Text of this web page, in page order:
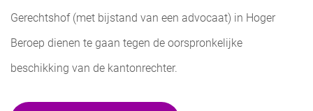
Gerechtshof (met bijstand van een advocaat) in Hoger
Beroep dienen te gaan tegen de oorspronkelijke
beschikking van de kantonrechter.